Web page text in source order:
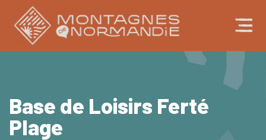
Base de Loisirs Ferté
Plage